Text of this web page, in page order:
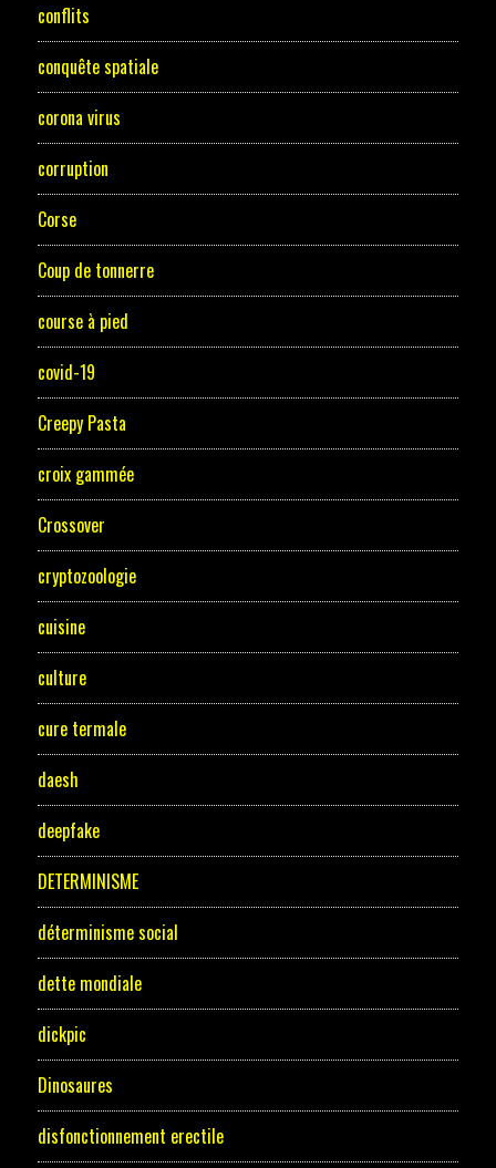
conflits
conquête spatiale
corona virus
corruption
Corse
Coup de tonnerre
course à pied
covid-19
Creepy Pasta
croix gammée
Crossover
cryptozoologie
cuisine
culture
cure termale
daesh
deepfake
DETERMINISME
déterminisme social
dette mondiale
dickpic
Dinosaures
disfonctionnement erectile